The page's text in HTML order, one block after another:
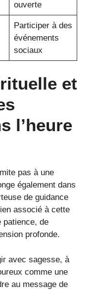
ouverte
Participer à des
événements
sociaux
et
l’heure
pas à une
également dans
de guidance
associé à cette
patience, de
profonde.
avec sagesse, à
comme une
au message de